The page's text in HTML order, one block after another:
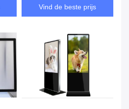
Vind de beste prijs